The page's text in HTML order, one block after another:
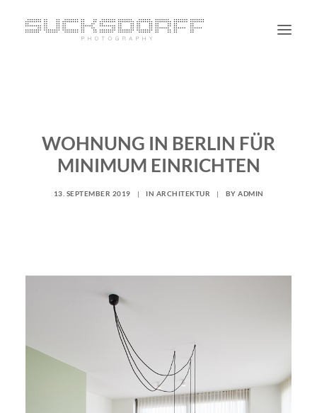
PERSONAL
WOHNUNG IN BERLIN FÜR
MINIMUM EINRICHTEN
13. SEPTEMBER 2019 | IN ARCHITEKTUR | BY ADMIN